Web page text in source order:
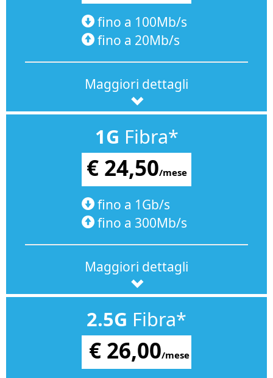
fino a 100Mb/s
fino a 20Mb/s
Maggiori dettagli
1G Fibra*
€ 24,50/mese
fino a 1Gb/s
fino a 300Mb/s
Maggiori dettagli
2.5G Fibra*
€ 26,00/mese